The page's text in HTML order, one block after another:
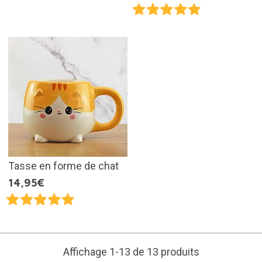
Tasse en forme de chat
14,95€
Affichage 1-13 de 13 produits